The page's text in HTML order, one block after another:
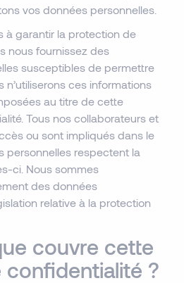
vos données personnelles.
à garantir la protection de
nous fournissez des
susceptibles de permettre
n’utiliserons ces informations
au titre de cette
Tous nos collaborateurs et
ou sont impliqués dans le
personnelles respectent la
ci. Nous sommes
des données
relative à la protection
couvre cette
confidentialité ?